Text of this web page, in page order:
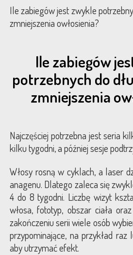
Ile zabiegów jest zwykle
zmniejszenia owłosienia?
Ile zabiegów
potrzebnych do
zmniejszenia
Najczęściej potrzebna jest seria
kilku tygodni, a później sesje
Włosy rosną w cyklach, a laser
anagenu. Dlatego zaleca się
4 do 8 tygodni. Liczbę wizyt
włosa, fototyp, obszar ciała
zakończeniu serii wiele osób
przypominające, na przykład
aby utrzymać efekt.